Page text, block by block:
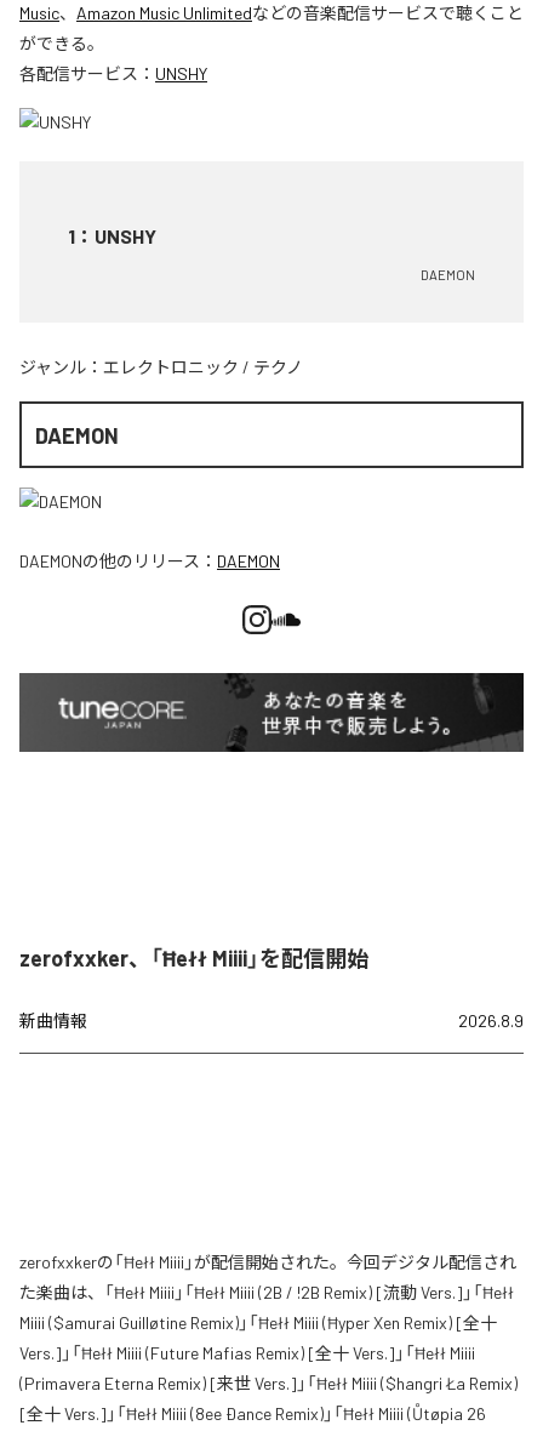
Music、 Amazon Music Unlimitedなどの音楽配信サービスで聴くこと
ができる。
各配信サービス： UNSHY
1 ： UNSHY
DAEMON
ジャンル： エレクトロニック / テクノ
DAEMON
DAEMONの他のリリース： DAEMON
zerofxxker、「Ħełł Miiii」を配信開始
新曲情報 2026.8.9
zerofxxkerの「Ħełł Miiii」が配信開始された。今回デジタル配信され
た楽曲は、「Ħełł Miiii」「Ħełł Miiii (2B / !2B Remix) [流動 Vers.]」「Ħełł
Miiii ($amurai Guilløtine Remix)」「Ħełł Miiii (Ħyper Xen Remix) [全十
Vers.]」「Ħełł Miiii (Future Mafias Remix) [全十 Vers.]」「Ħełł Miiii
(Primavera Eterna Remix) [来世 Vers.]」「Ħełł Miiii ($hangri Ła Remix)
[全十 Vers.]」「Ħełł Miiii (8ee Ðance Remix)」「Ħełł Miiii (Ůtøpia 26